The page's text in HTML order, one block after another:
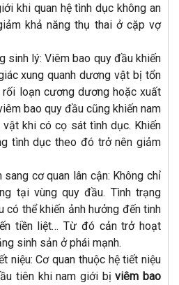
khi quan hệ tình dục không an
khả năng thụ thai ở cặp vợ
sinh lý: Viêm bao quy đầu khiến
xung quanh dương vật bị tổn
loạn cương dương hoặc xuất
bao quy đầu cũng khiến nam
khi có cọ sát tình dục. Khiến
tình dục theo đó trở nên giảm
sang cơ quan lân cận: Không chỉ
tại vùng quy đầu. Tình trạng
có thể khiến ảnh hưởng đến tinh
tiền liệt… Từ đó cản trở hoạt
sinh sản ở phái mạnh.
niệu: Cơ quan thuộc hệ tiết niệu
tiên khi nam giới bịviêm bao